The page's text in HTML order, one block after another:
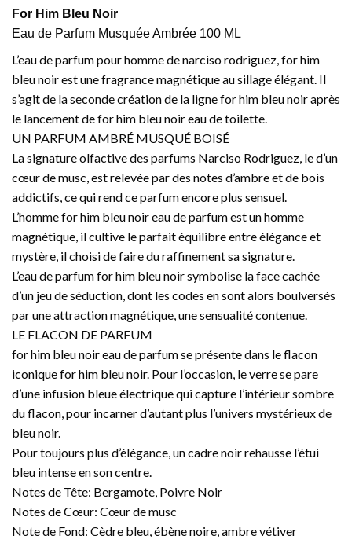
For Him Bleu Noir
Eau de Parfum Musquée Ambrée 100 ML
L’eau de parfum pour homme de narciso rodriguez, for him
bleu noir est une fragrance magnétique au sillage élégant. Il
s’agit de la seconde création de la ligne for him bleu noir après
le lancement de for him bleu noir eau de toilette.
UN PARFUM AMBRÉ MUSQUÉ BOISÉ
La signature olfactive des parfums Narciso Rodriguez, le d’un
cœur de musc, est relevée par des notes d’ambre et de bois
addictifs, ce qui rend ce parfum encore plus sensuel.
L’homme for him bleu noir eau de parfum est un homme
magnétique, il cultive le parfait équilibre entre élégance et
mystère, il choisi de faire du raffinement sa signature.
L’eau de parfum for him bleu noir symbolise la face cachée
d’un jeu de séduction, dont les codes en sont alors boulversés
par une attraction magnétique, une sensualité contenue.
LE FLACON DE PARFUM
for him bleu noir eau de parfum se présente dans le flacon
iconique for him bleu noir. Pour l’occasion, le verre se pare
d’une infusion bleue électrique qui capture l’intérieur sombre
du flacon, pour incarner d’autant plus l’univers mystérieux de
bleu noir.
Pour toujours plus d’élégance, un cadre noir rehausse l’étui
bleu intense en son centre.
Notes de Tête: Bergamote, Poivre Noir
Notes de Cœur: Cœur de musc
Note de Fond: Cèdre bleu, ébène noire, ambre vétiver